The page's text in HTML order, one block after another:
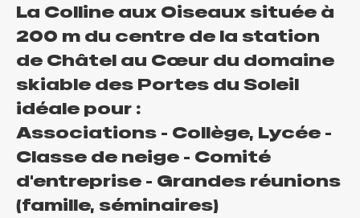
La Colline aux Oiseaux située à
200 m du centre de la station
de Châtel au Cœur du domaine
skiable des Portes du Soleil
idéale pour :
Associations - Collège, Lycée -
Classe de neige - Comité
d'entreprise - Grandes réunions
(famille, séminaires)